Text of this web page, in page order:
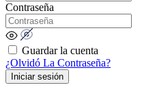
Contraseña
Guardar la cuenta
¿Olvidó La Contraseña?
Iniciar sesión